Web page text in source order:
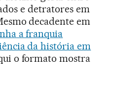
e detratores em
decadente em
a franquia
da história em
o formato mostra